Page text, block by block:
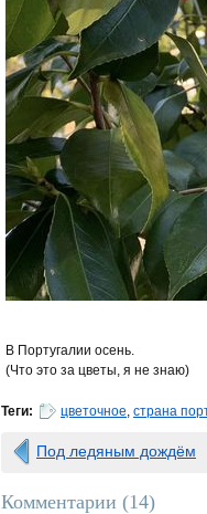
В Португалии осень.
(Что это за цветы, я не знаю)
Теги: цветочное, страна
Под ледяным дождём
Комментарии (14)